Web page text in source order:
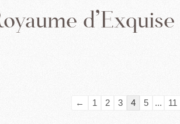
d’Exquise
Navigation
← 1 2 3 4 5 ... 11